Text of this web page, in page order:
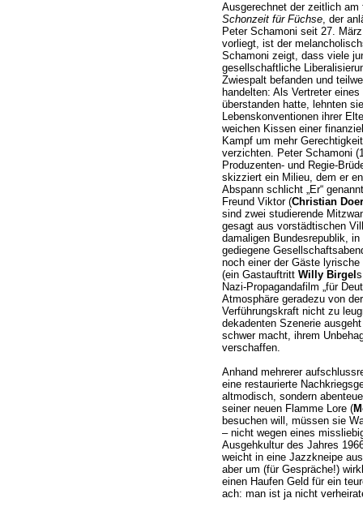
Ausgerechnet der zeitlich
Schonzeit für Füchse, der
Peter Schamoni seit 27.
vorliegt, ist der
Schamoni zeigt, dass viele
gesellschaftliche
Zwiespalt befanden und
handelten: Als Vertreter
überstanden hatte, lehnten
Lebenskonventionen ihrer
weichen Kissen einer
Kampf um mehr
verzichten. Peter Schamoni
Produzenten- und Regie-
skizziert ein Milieu, dem er
Abspann schlicht „Er“
Freund Viktor (Christian
sind zwei studierende
gesagt aus vorstädtischen
damaligen Bundesrepublik,
gediegene
noch einer der Gäste
(ein Gastauftritt Willy Birgel
Nazi-Propagandafilm „für
Atmosphäre geradezu von
Verführungskraft nicht zu
dekadenten Szenerie
schwer macht, ihrem
verschaffen.
Anhand mehrerer
eine restaurierte
altmodisch, sondern
seiner neuen Flamme Lore (
besuchen will, müssen sie
– nicht wegen eines
Ausgehkultur des Jahres
weicht in eine Jazzkneipe
aber um (für Gespräche!)
einen Haufen Geld für ein
ach: man ist ja nicht